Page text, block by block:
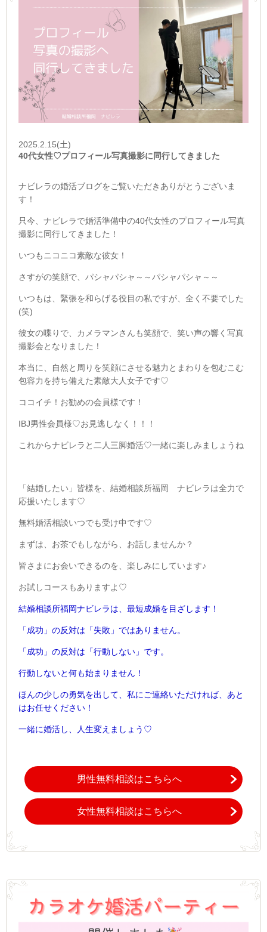
2025.2.15(土)
40代女性♡プロフィール写真撮影に同行してきました
ナビレラの婚活ブログをご覧いただきありがとうございま
す！
只今、ナビレラで婚活準備中の40代女性のプロフィール写真
撮影に同行してきました！
いつもニコニコ素敵な彼女！
さすがの笑顔で、パシャパシャ～～パシャパシャ～～
いつもは、緊張を和らげる役目の私ですが、全く不要でした
(笑)
彼女の喋りで、カメラマンさんも笑顔で、笑い声の響く写真
撮影会となりました！
本当に、自然と周りを笑顔にさせる魅力とまわりを包むこむ
包容力を持ち備えた素敵大人女子です♡
ココイチ！お勧めの会員様です！
IBJ男性会員様♡お見逃しなく！！！
これからナビレラと二人三脚婚活♡一緒に楽しみましょうね
「結婚したい」皆様を、結婚相談所福岡 ナビレラは全力で
応援いたします♡
無料婚活相談いつでも受け中です♡
まずは、お茶でもしながら、お話しませんか？
皆さまにお会いできるのを、楽しみにしています♪
お試しコースもありますよ♡
結婚相談所福岡ナビレラは、最短成婚を目ざします！
「成功」の反対は 「失敗」ではありません。
「成功」の反対は 「行動しない」です。
行動しないと何も始まりません！
ほんの少しの勇気を出して、 私にご連絡いただければ、あと
はお任せください！
一緒に婚活し、人生変えましょう♡
男性無料相談はこちらへ
女性無料相談はこちらへ